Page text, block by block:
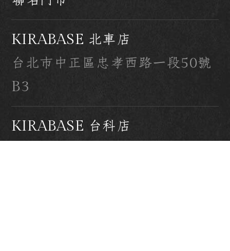
KIRABASE 北車店
台北市中正區忠孝西路一段50號
B3
KIRABASE 台科店